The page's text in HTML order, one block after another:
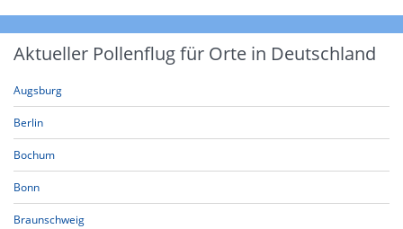
Aktueller Pollenflug für Orte in Deutschland
Augsburg
Berlin
Bochum
Bonn
Braunschweig